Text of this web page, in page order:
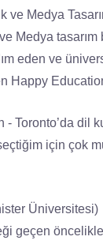
ve Medya
Medya tasarım
eden ve
Happy
- Toronto’da dil
için çok
Üniversitesi)
geçen